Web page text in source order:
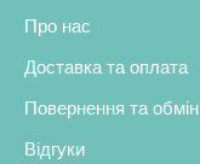
Про нас
Доставка та оплата
Повернення та обмін
Відгуки